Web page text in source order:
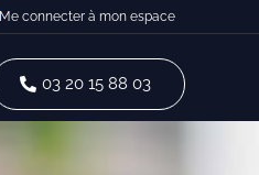
Me connecter à mon espace
03 20 15 88 03